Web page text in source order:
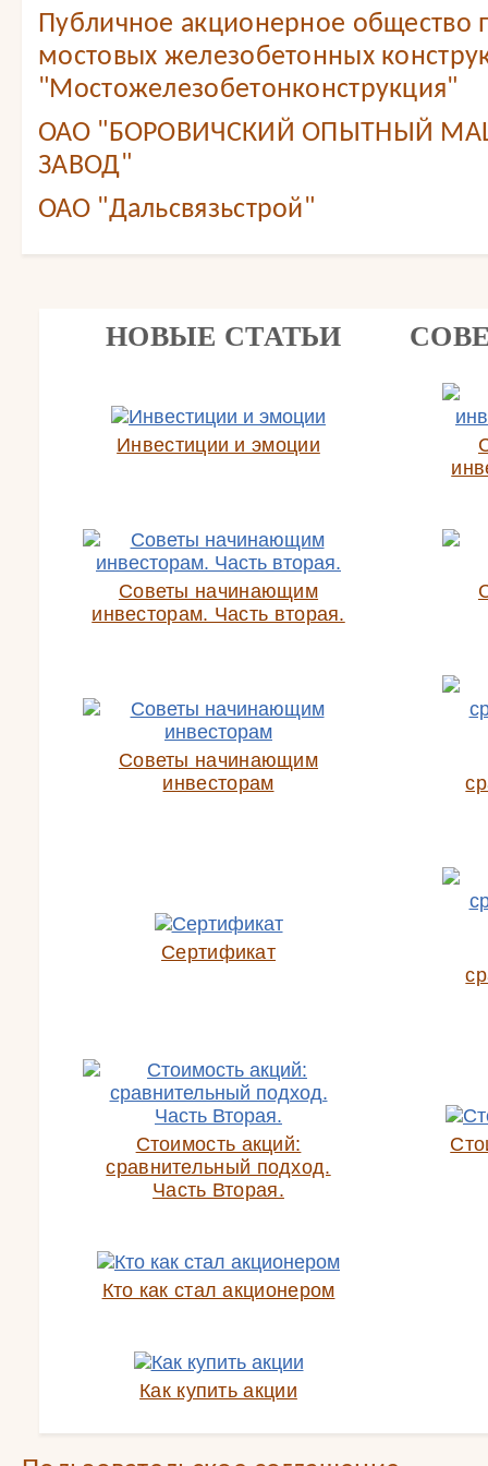
Публичное акционерное общество
мостовых железобетонных
"Мостожелезобетонконструкция"
ОАО "БОРОВИЧСКИЙ ОПЫТНЫЙ
ЗАВОД"
ОАО "Дальсвязьстрой"
НОВЫЕ СТАТЬИ
Инвестиции и эмоции
Советы начинающим
инвесторам. Часть вторая.
Советы начинающим
инвесторам
Сертификат
Стоимость акций:
сравнительный подход.
Часть Вторая.
Кто как стал акционером
Как купить акции